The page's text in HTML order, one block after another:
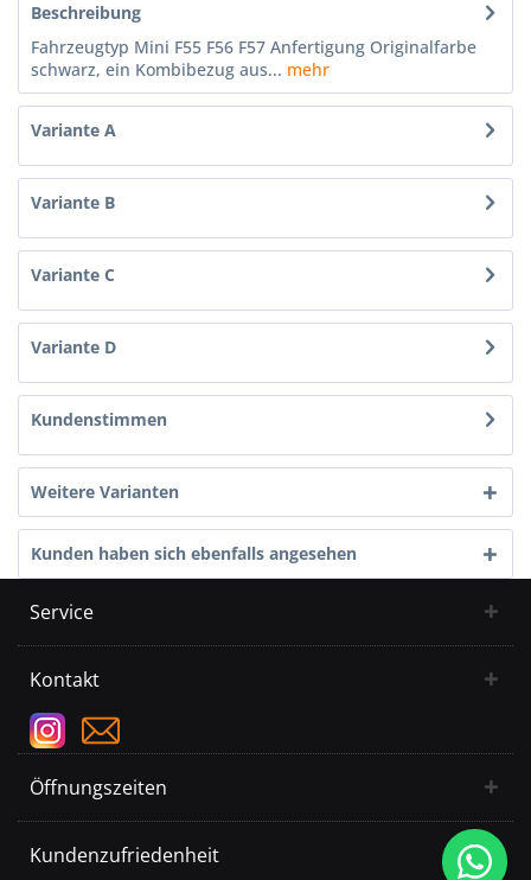
Beschreibung
Fahrzeugtyp Mini F55 F56 F57 Anfertigung Originalfarbe
schwarz, ein Kombibezug aus... mehr
Variante A
Variante B
Variante C
Variante D
Kundenstimmen
Weitere Varianten
Kunden haben sich ebenfalls angesehen
Service
Kontakt
Öffnungszeiten
Kundenzufriedenheit